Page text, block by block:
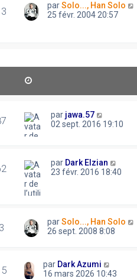
parSolo..., Han Solo
25 févr. 2004 20:57
par jawa.57
02 sept. 2016 19:10
par Dark Elzian
23 févr. 2016 18:40
parSolo..., Han Solo
26 sept. 2008 8:08
par Dark Azumi
16 mars 2026 10:43